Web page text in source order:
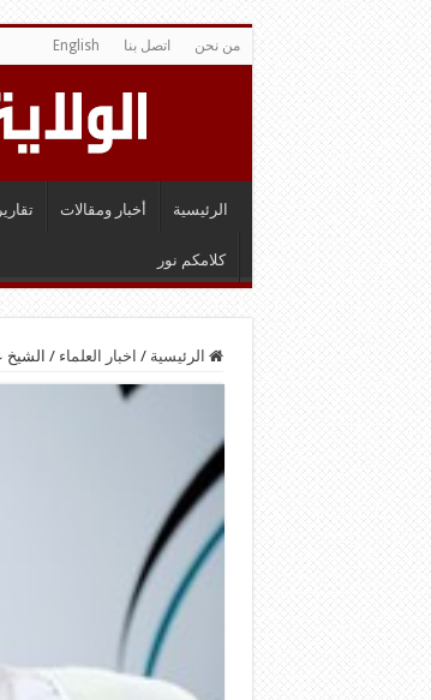
من نحن اتصل بنا English
الرئيسية أخبار ومقالات تقارير
كلامكم نور
الرئيسية / اخبار العلماء /